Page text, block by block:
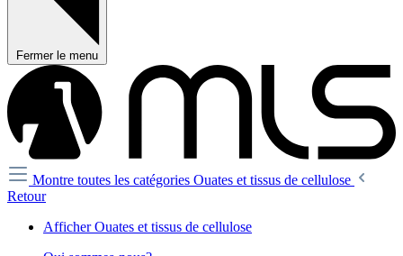
Fermer le menu
Montre toutes les catégories Ouates et tissus de cellulose
Retour
Afficher Ouates et tissus de cellulose